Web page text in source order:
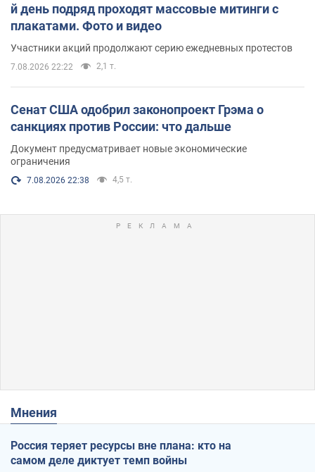
й день подряд проходят массовые митинги с
плакатами. Фото и видео
Участники акций продолжают серию ежедневных протестов
7.08.2026 22:22 2,1 т.
Сенат США одобрил законопроект Грэма о
санкциях против России: что дальше
Документ предусматривает новые экономические
ограничения
7.08.2026 22:38 4,5 т.
Мнения
Россия теряет ресурсы вне плана: кто на
самом деле диктует темп войны